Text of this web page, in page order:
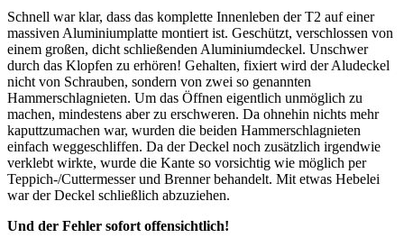
Schnell war klar, dass das komplette Innenleben der T2 auf einer
massiven Aluminiumplatte montiert ist. Geschützt, verschlossen von
einem großen, dicht schließenden Aluminiumdeckel. Unschwer
durch das Klopfen zu erhören! Gehalten, fixiert wird der Aludeckel
nicht von Schrauben, sondern von zwei so genannten
Hammerschlagnieten. Um das Öffnen eigentlich unmöglich zu
machen, mindestens aber zu erschweren. Da ohnehin nichts mehr
kaputtzumachen war, wurden die beiden Hammerschlagnieten
einfach weggeschliffen. Da der Deckel noch zusätzlich irgendwie
verklebt wirkte, wurde die Kante so vorsichtig wie möglich per
Teppich-/Cuttermesser und Brenner behandelt. Mit etwas Hebelei
war der Deckel schließlich abzuziehen.
Und der Fehler sofort offensichtlich!